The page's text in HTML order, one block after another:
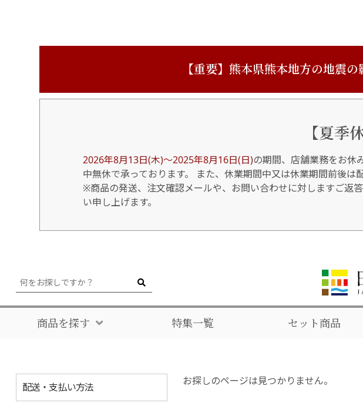
【重要】熊本県熊本地方の地震
【夏季
2026年8月13日(木)～2025年8月16日(日)の期間、店舗業務をお休
中無休で承っております。 また、休業期間中又は休業期間前後は
※商品の発送、注文確認メールや、お問い合わせに対しますご返
い申し上げます。
商品を探す 特集一覧 セット商品
配送・支払い方法 お探しのページは見つかりません。